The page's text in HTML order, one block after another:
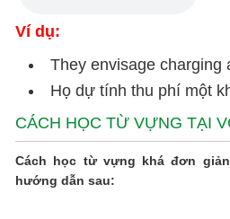
Ví dụ:
They envisage charging
Họ dự tính thu phí một
CÁCH HỌC TỪ VỰNG TẠI
Cách học từ vựng khá đơn
hướng dẫn sau: